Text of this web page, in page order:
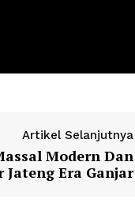
Artikel Selanjutnya
Modern Dan
Era Ganjar